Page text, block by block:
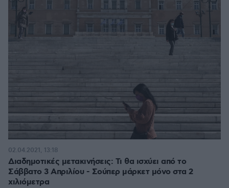
Διαδημοτικές μετακινήσεις: Τι θα ισχύει από το
Σάββατο 3 Απριλίου - Σούπερ μάρκετ μόνο στα 2
χιλιόμετρα
02.04.2021, 13:18